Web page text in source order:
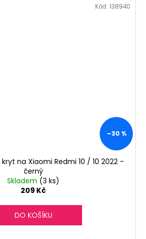
–30 %
na Xiaomi Redmi 10 / 10 2022 -
černý
Skladem (3 ks)
209 Kč
DO KOŠÍKU
Kód: 138940